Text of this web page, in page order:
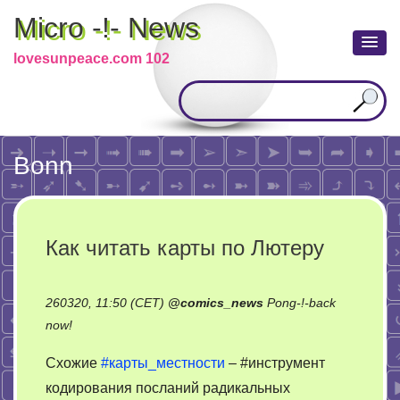
Micro -!- News
lovesunpeace.com 102
Bonn
Как читать карты по Лютеру
260320, 11:50 (CET) @comics_news Pong-!-back
now!on
читать
карты
Схожие #карты_местности – #инструмент
кодирования посланий радикальных